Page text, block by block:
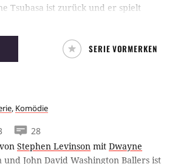
Tsubasa ist zurück und er spielt
Profikicker in seiner neuen
und plant, in Zukunft für
in Europa zu spielen.
SERIE VORMERKEN
, Komödie
28
von Stephen Levinson mit Dwayne
und John David Washington Ballers ist